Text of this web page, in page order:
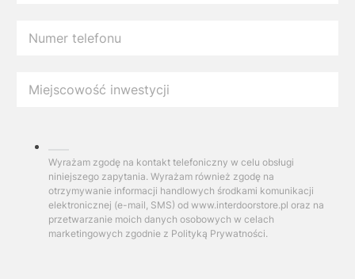
Wyrażam zgodę na kontakt telefoniczny w celu obsługi
niniejszego zapytania. Wyrażam również zgodę na
otrzymywanie informacji handlowych środkami komunikacji
elektronicznej (e-mail, SMS) od www.interdoorstore.pl oraz na
przetwarzanie moich danych osobowych w celach
marketingowych zgodnie z Polityką Prywatności.